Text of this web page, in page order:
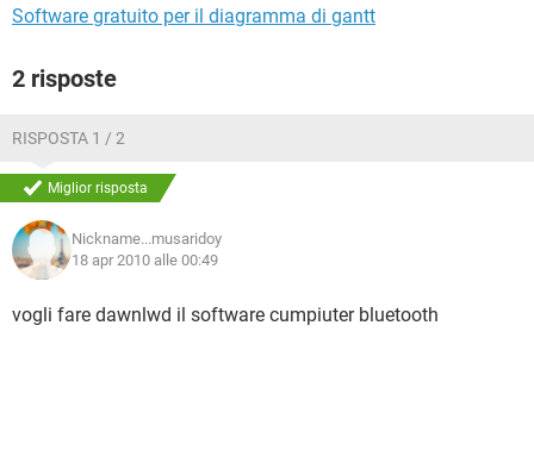
Software gratuito per il diagramma di gantt
2 risposte
RISPOSTA 1 / 2
Miglior risposta
Nickname...musaridoy
18 apr 2010 alle 00:49
vogli fare dawnlwd il software cumpiuter bluetooth